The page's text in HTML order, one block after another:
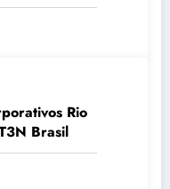
3449
Rio
Brasil